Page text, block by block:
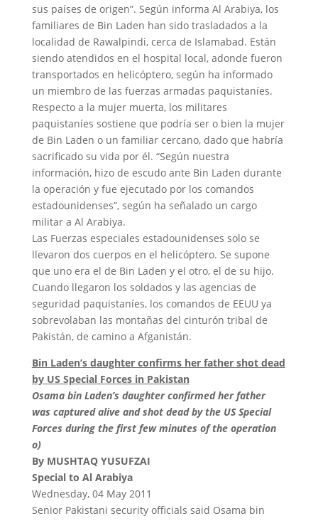
sus países de origen”. Según informa Al Arabiya, los
familiares de Bin Laden han sido trasladados a la
localidad de Rawalpindi, cerca de Islamabad. Están
siendo atendidos en el hospital local, adonde fueron
transportados en helicóptero, según ha informado
un miembro de las fuerzas armadas paquistaníes.
Respecto a la mujer muerta, los militares
paquistaníes sostiene que podría ser o bien la mujer
de Bin Laden o un familiar cercano, dado que habría
sacrificado su vida por él. “Según nuestra
información, hizo de escudo ante Bin Laden durante
la operación y fue ejecutado por los comandos
estadounidenses”, según ha señalado un cargo
militar a Al Arabiya.
Las Fuerzas especiales estadounidenses solo se
llevaron dos cuerpos en el helicóptero. Se supone
que uno era el de Bin Laden y el otro, el de su hijo.
Cuando llegaron los soldados y las agencias de
seguridad paquistaníes, los comandos de EEUU ya
sobrevolaban las montañas del cinturón tribal de
Pakistán, de camino a Afganistán.
Bin Laden’s daughter confirms her father shot dead
by US Special Forces in Pakistan
Osama bin Laden’s daughter confirmed her father
was captured alive and shot dead by the US Special
Forces during the first few minutes of the operation
o)
By MUSHTAQ YUSUFZAI
Special to Al Arabiya
Wednesday, 04 May 2011
Senior Pakistani security officials said Osama bin